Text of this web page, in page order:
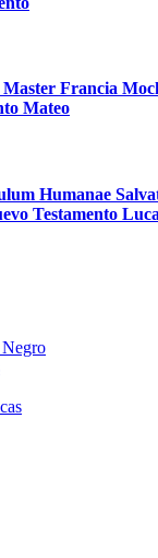
Francia
Mateo
Humanae
Testamento